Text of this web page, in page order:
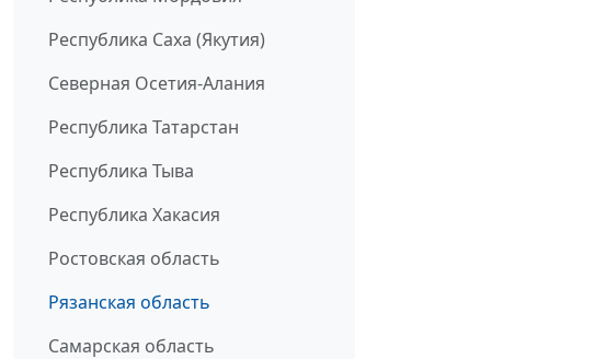
Республика Саха (Якутия)
Северная Осетия-Алания
Республика Татарстан
Республика Тыва
Республика Хакасия
Ростовская область
Рязанская область
Самарская область